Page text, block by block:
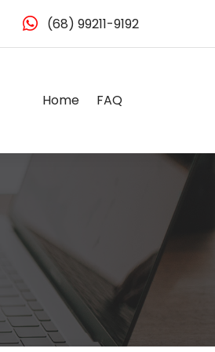
(68) 99211-9192
Home FAQ